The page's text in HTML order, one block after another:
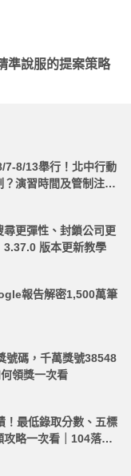
準說服的提案策略
7-8/13舉行！北中行動
演習時間及管制注意
尋更彈性、封鎖公司更
3.37.0 版本更新教學
報告解密1,500萬筆
號碼，千萬獎號38548
領獎一次看
！最低錄取分數、五標
略一次看｜104落點